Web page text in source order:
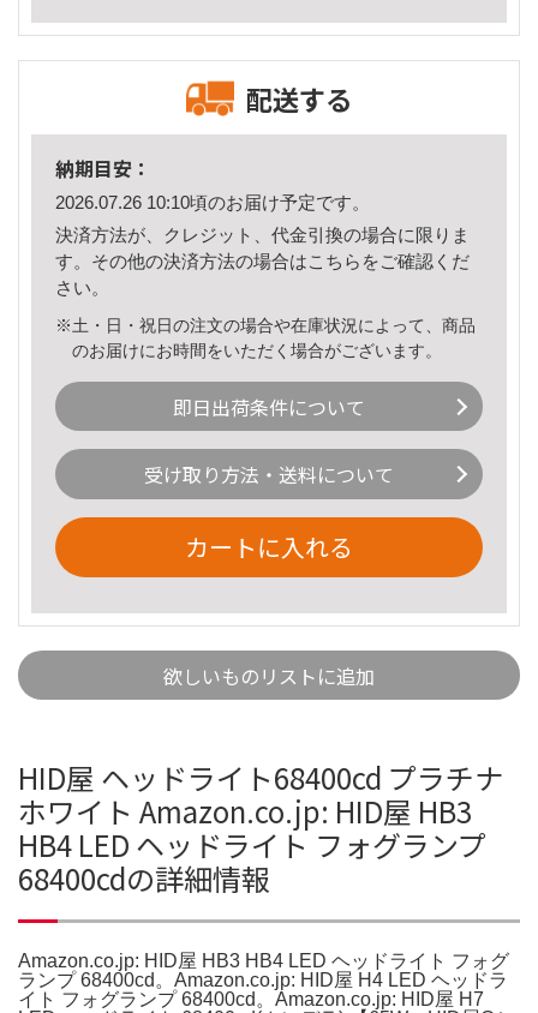
配送する
納期目安：
2026.07.26 10:10頃のお届け予定です。
決済方法が、クレジット、代金引換の場合に限りま
す。その他の決済方法の場合はこちら をご確認くだ
さい。
※土・日・祝日の注文の場合や在庫状況によって、商品
のお届けにお時間をいただく場合がございます。
即日出荷条件について
受け取り方法・送料について
カートに入れる
欲しいものリストに追加
HID屋 ヘッドライト68400cd プラチナ
ホワイト Amazon.co.jp: HID屋 HB3
HB4 LED ヘッドライト フォグランプ
68400cdの詳細情報
Amazon.co.jp: HID屋 HB3 HB4 LED ヘッドライト フォグ
ランプ 68400cd。Amazon.co.jp: HID屋 H4 LED ヘッドラ
イト フォグランプ 68400cd。Amazon.co.jp: HID屋 H7